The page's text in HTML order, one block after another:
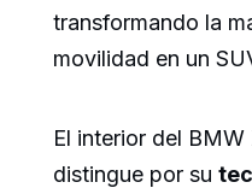
transformando la
movilidad en un
El interior del
distingue por su